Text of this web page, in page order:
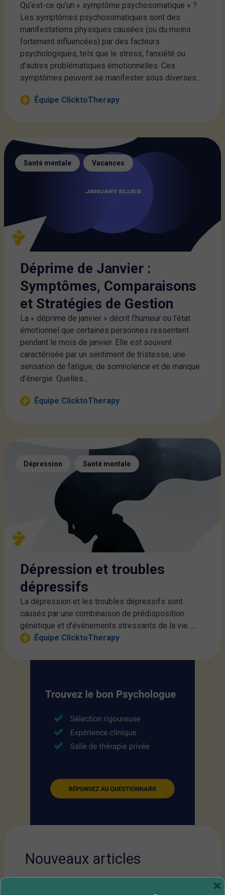
Qu’est-ce qu’un « symptôme psychosomatique » ?
Les symptômes psychosomatiques sont des
manifestations physiques causées (ou du moins
fortement influencées) par des facteurs
psychologiques, tels que le stress, l’anxiété ou
d’autres problématiques émotionnelles. Ces
symptômes peuvent se manifester sous diverses...
Équipe ClicktoTherapy
Santé mentale , Vacances
Déprime de Janvier :
Symptômes, Comparaisons
et Stratégies de Gestion
La « déprime de janvier » décrit l’humeur ou l’état
émotionnel que certaines personnes ressentent
pendant le mois de janvier. Elle est souvent
caractérisée par un sentiment de tristesse, une
sensation de fatigue, de somnolence et de manque
d’énergie. Quelles...
Équipe ClicktoTherapy
Dépression Santé mentale
Dépression et troubles
dépressifs
La dépression et les troubles dépressifs sont
causés par une combinaison de prédisposition
génétique et d'événements stressants de la vie......
Équipe ClicktoTherapy
Nouveaux articles
×